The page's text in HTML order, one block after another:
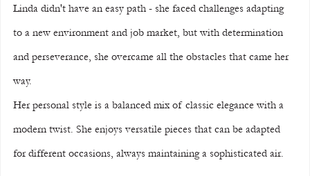
Linda didn't have an easy path - she faced challenges adapting
to a new environment and job market, but with determination
and perseverance, she overcame all the obstacles that came her
way.
Her personal style is a balanced mix of classic elegance with a
modern twist. She enjoys versatile pieces that can be adapted
for different occasions, always maintaining a sophisticated air.